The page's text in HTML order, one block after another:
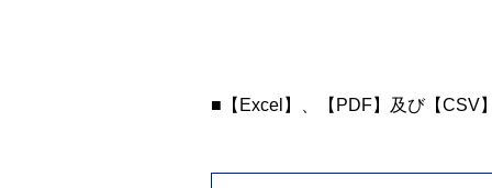
■【Excel】、【PDF】及び【CSV